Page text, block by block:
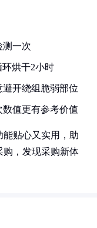
测一次
烘干2小时
开绕组脆弱部位
值更有参考价值
能贴心又实用，助
购，发现采购新体